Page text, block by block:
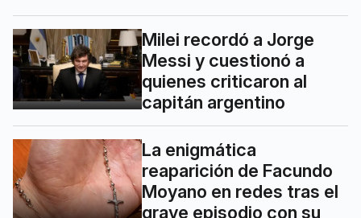
Milei recordó a Jorge
Messi y cuestionó a
quienes criticaron al
capitán argentino
La enigmática
reaparición de Facundo
Moyano en redes tras el
grave episodio con su